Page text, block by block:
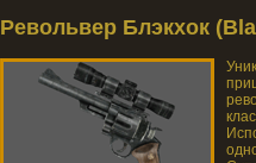
Револьвер Блэкхок